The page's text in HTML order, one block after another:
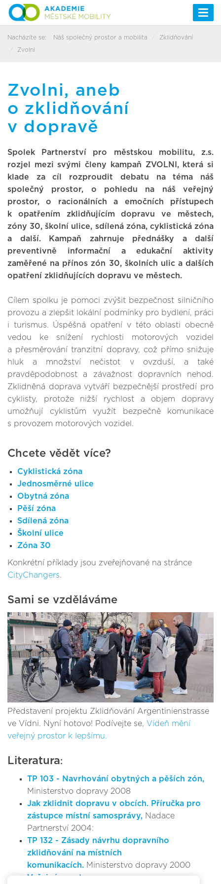
Nacházíte se: Náš společný prostor a mobilita Zklidňování
Zvolni
Zvolni, aneb
o zklidňování
v dopravě
Spolek Partnerství pro městskou mobilitu, z.s.
rozjel mezi svými členy kampaň ZVOLNI, která si
klade za cíl rozproudit debatu na téma náš
společný prostor, o pohledu na náš veřejný
prostor, o racionálních a emočních přístupech
k opatřením zklidňujícím dopravu ve městech,
zóny 30, školní ulice, sdílená zóna, cyklistická zóna
a další. Kampaň zahrnuje přednášky a další
preventivně informační a edukační aktivity
zaměřené na přínos zón 30, školních ulic a dalších
opatření zklidňujících dopravu ve městech.
Cílem spolku je pomoci zvýšit bezpečnost silničního
provozu a zlepšit lokální podmínky pro bydlení, práci
i turismus. Úspěšná opatření v této oblasti obecně
vedou ke snížení rychlosti motorových vozidel
a přesměrování tranzitní dopravy, což přímo snižuje
hluk a množství nečistot v ovzduší, a také
pravděpodobnost a závažnost dopravních nehod.
Zklidněná doprava vytváří bezpečnější prostředí pro
cyklisty, protože nižší rychlost a objem dopravy
umožňují cyklistům využít bezpečně komunikace
s provozem motorových vozidel.
Chcete vědět více?
Cyklistická zóna
Jednosměrné ulice
Obytná zóna
Pěší zóna
Sdílená zóna
Školní ulice
Zóna 30
Konkrétní příklady jsou zveřejňované na stránce
CityChangers.
Sami se vzděláváme
Představení projektu Zklidňování Argentinienstrasse
ve Vídni. Nyní hotovo! Podívejte se, Vídeň mění
veřejný prostor k lepšímu.
Literatura:
TP 103 - Navrhování obytných a pěších zón,
Ministerstvo dopravy 2008
Jak zklidnit dopravu v obcích. Příručka pro
zástupce místní samosprávy, Nadace
Partnerství 2004:
TP 132 - Zásady návrhu dopravního
zklidňování na místních
komunikacích. Ministerstvo dopravy 2000
Veřejný prostor